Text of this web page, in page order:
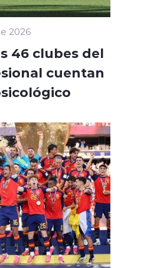
2026
46 clubes del
cuentan